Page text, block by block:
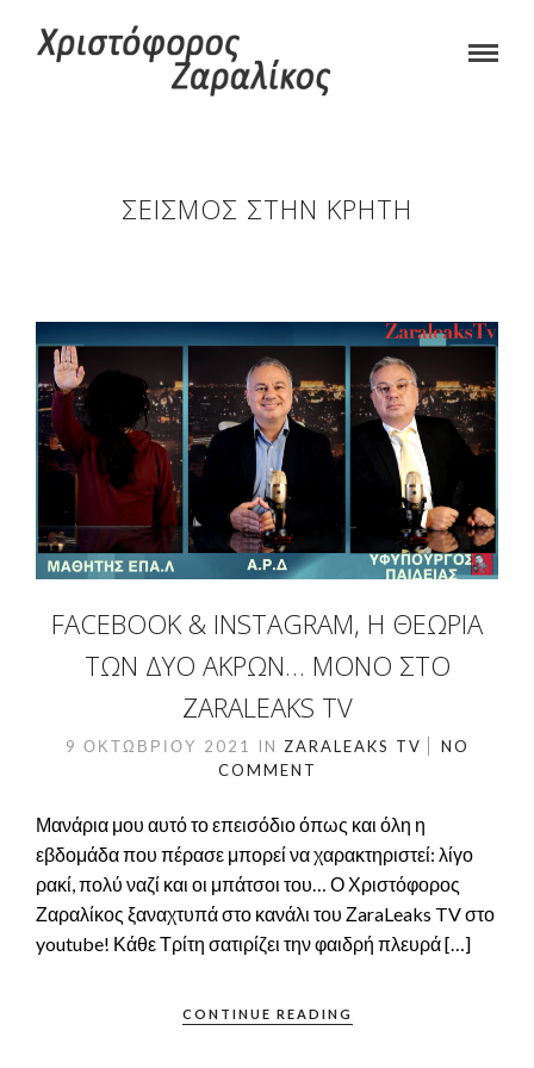
ΣΕΙΣΜΟΣ ΣΤΗΝ ΚΡΗΤΗ
FACEBOOK & INSTAGRAM, Η ΘΕΩΡΊΑ
ΤΩΝ ΔΎΟ ΆΚΡΩΝ… ΜΌΝΟ ΣΤΟ
ZARALEAKS TV
9 ΟΚΤΩΒΡΊΟΥ 2021 IN ZARALEAKS TV
NO
COMMENT
Μανάρια μου αυτό το επεισόδιο όπως και όλη η
εβδομάδα που πέρασε μπορεί να χαρακτηριστεί: λίγο
ρακί, πολύ ναζί και οι μπάτσοι του… Ο Χριστόφορος
Ζαραλίκος ξαναχτυπά στο κανάλι του ΖaraLeaks TV στο
youtube! Κάθε Τρίτη σατιρίζει την φαιδρή πλευρά […]
CONTINUE READING